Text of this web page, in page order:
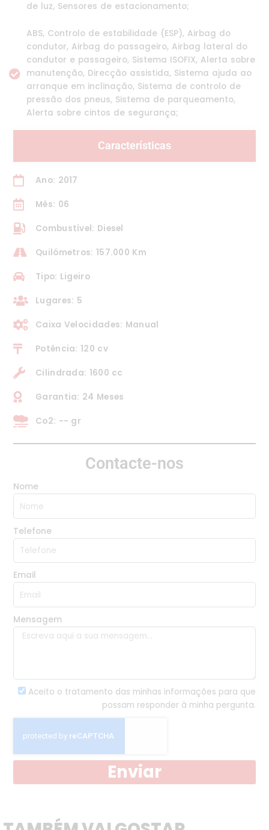
de luz, Sensores de estacionamento;
ABS, Controlo de estabilidade (ESP), Airbag do
condutor, Airbag do passageiro, Airbag lateral do
condutor e passageiro, Sistema ISOFIX, Alerta sobre
manutenção, Direcção assistida, Sistema ajuda ao
arranque em inclinação, Sistema de controlo de
pressão dos pneus, Sistema de parqueamento,
Alerta sobre cintos de segurança;
Características
Ano: 2017
Mês: 06
Combustível: Diesel
Quilómetros: 157.000 Km
Tipo: Ligeiro
Lugares: 5
Caixa Velocidades: Manual
Potência: 120 cv
Cilindrada: 1600 cc
Garantia: 24 Meses
Co2: -- gr
Contacte-nos
Nome
Telefone
Email
Mensagem
Aceito o tratamento das minhas informações para que
possam responder à minha pergunta.
Enviar